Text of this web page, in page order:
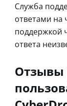
Служба
ответами на
поддержкой
ответа
Отзывы